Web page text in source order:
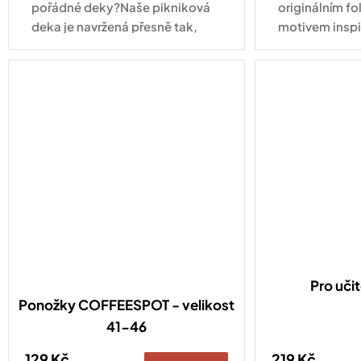
pořádné deky?Naše pikniková
deka je navržená přesně tak,
aby vám zpříjemnila chvíle venku
– ať už si dáváte espresso pod
originálním
motivem
espresso
nekyselá
Ponožky COFFEESPOT - velikost
41-46
Pro